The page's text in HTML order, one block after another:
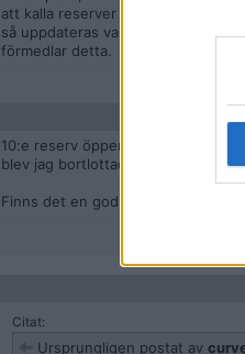
att kalla reserver på egen hand.
så uppdateras varken köplats
förmedlar detta.
10:e reserv öppen ingång, KTH, i
blev jag bortlottad).
Finns det en god chans att
Citat:
Ursprungligen postat av